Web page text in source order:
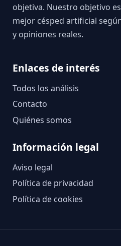
objetiva. Nuestro objetivo
mejor césped artificial
y opiniones reales.
Enlaces de interés
Todos los análisis
Contacto
Quiénes somos
Información legal
Aviso legal
Política de privacidad
Política de cookies